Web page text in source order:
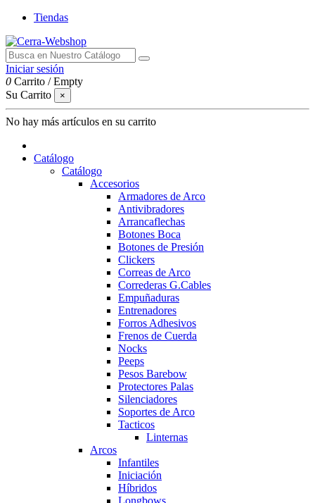
Tiendas
Iniciar sesión
0 Carrito /Empty
Su Carrito
×
No hay más artículos en su carrito
Catálogo
Catálogo
Accesorios
Armadores de Arco
Antivibradores
Arrancaflechas
Botones Boca
Botones de Presión
Clickers
Correas de Arco
Correderas G.Cables
Empuñaduras
Entrenadores
Forros Adhesivos
Frenos de Cuerda
Nocks
Peeps
Pesos Barebow
Protectores Palas
Silenciadores
Soportes de Arco
Tacticos
Linternas
Arcos
Infantiles
Iniciación
Híbridos
Longbows